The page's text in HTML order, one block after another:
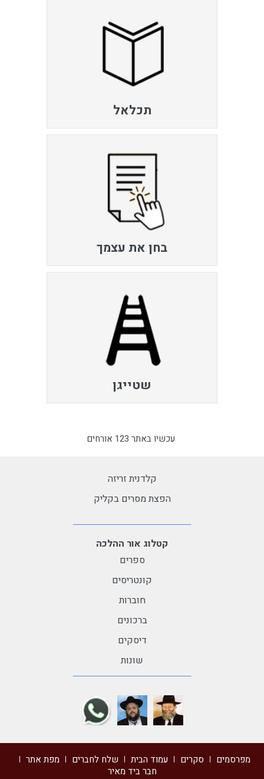
תכלאל
בחן את עצמך
שטייגן
עכשיו באתר 123 אורחים
קלדנית זריזה
הפצת מסרים בקליק
קטלוג אור ההלכה
ספרים
קונטריסים
חוברות
ברכונים
דיסקים
שונות
מפרסמים סקרים עמוד הבית שלח לחברים
מפת אתר
חבר ביד מאיר